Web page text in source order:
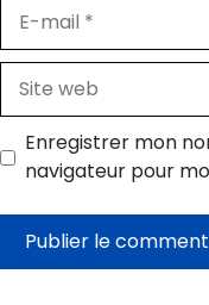
mail
Site
web
Enregistrer mon
navigateur pour